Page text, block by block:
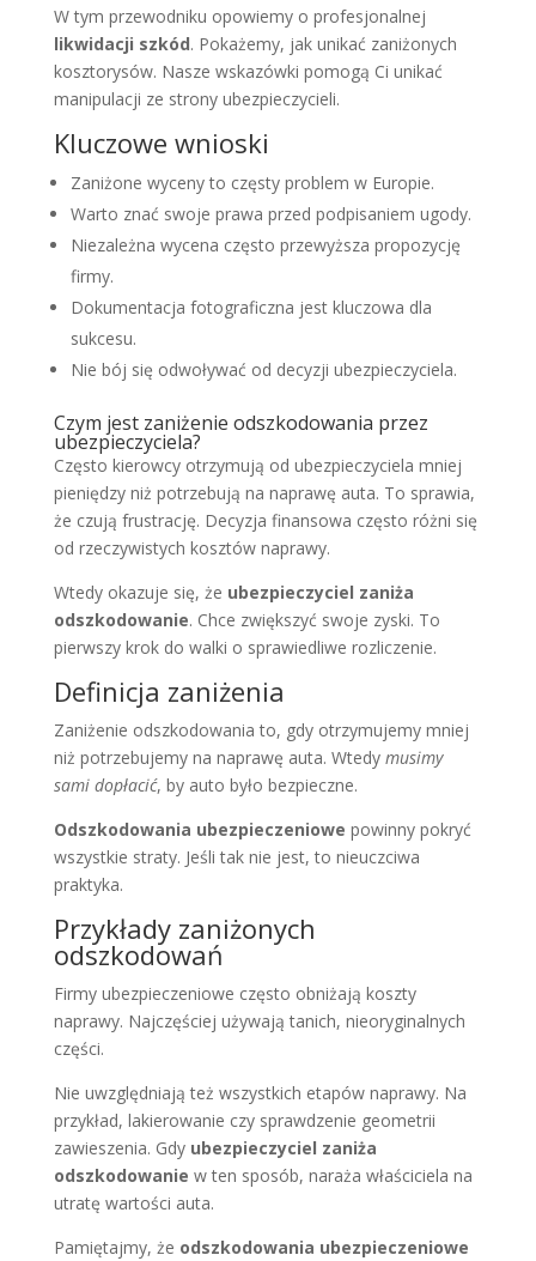
W tym przewodniku opowiemy o profesjonalnej
likwidacji szkód. Pokażemy, jak unikać zaniżonych
kosztorysów. Nasze wskazówki pomogą Ci unikać
manipulacji ze strony ubezpieczycieli.
Kluczowe wnioski
Zaniżone wyceny to częsty problem w Europie.
Warto znać swoje prawa przed podpisaniem ugody.
Niezależna wycena często przewyższa propozycję
firmy.
Dokumentacja fotograficzna jest kluczowa dla
sukcesu.
Nie bój się odwoływać od decyzji ubezpieczyciela.
Czym jest zaniżenie odszkodowania przez
ubezpieczyciela?
Często kierowcy otrzymują od ubezpieczyciela mniej
pieniędzy niż potrzebują na naprawę auta. To sprawia,
że czują frustrację. Decyzja finansowa często różni się
od rzeczywistych kosztów naprawy.
Wtedy okazuje się, że ubezpieczyciel zaniża
odszkodowanie. Chce zwiększyć swoje zyski. To
pierwszy krok do walki o sprawiedliwe rozliczenie.
Definicja zaniżenia
Zaniżenie odszkodowania to, gdy otrzymujemy mniej
niż potrzebujemy na naprawę auta. Wtedy musimy
sami dopłacić, by auto było bezpieczne.
Odszkodowania ubezpieczeniowe powinny pokryć
wszystkie straty. Jeśli tak nie jest, to nieuczciwa
praktyka.
Przykłady zaniżonych
odszkodowań
Firmy ubezpieczeniowe często obniżają koszty
naprawy. Najczęściej używają tanich, nieoryginalnych
części.
Nie uwzględniają też wszystkich etapów naprawy. Na
przykład, lakierowanie czy sprawdzenie geometrii
zawieszenia. Gdy ubezpieczyciel zaniża
odszkodowanie w ten sposób, naraża właściciela na
utratę wartości auta.
Pamiętajmy, że odszkodowania ubezpieczeniowe